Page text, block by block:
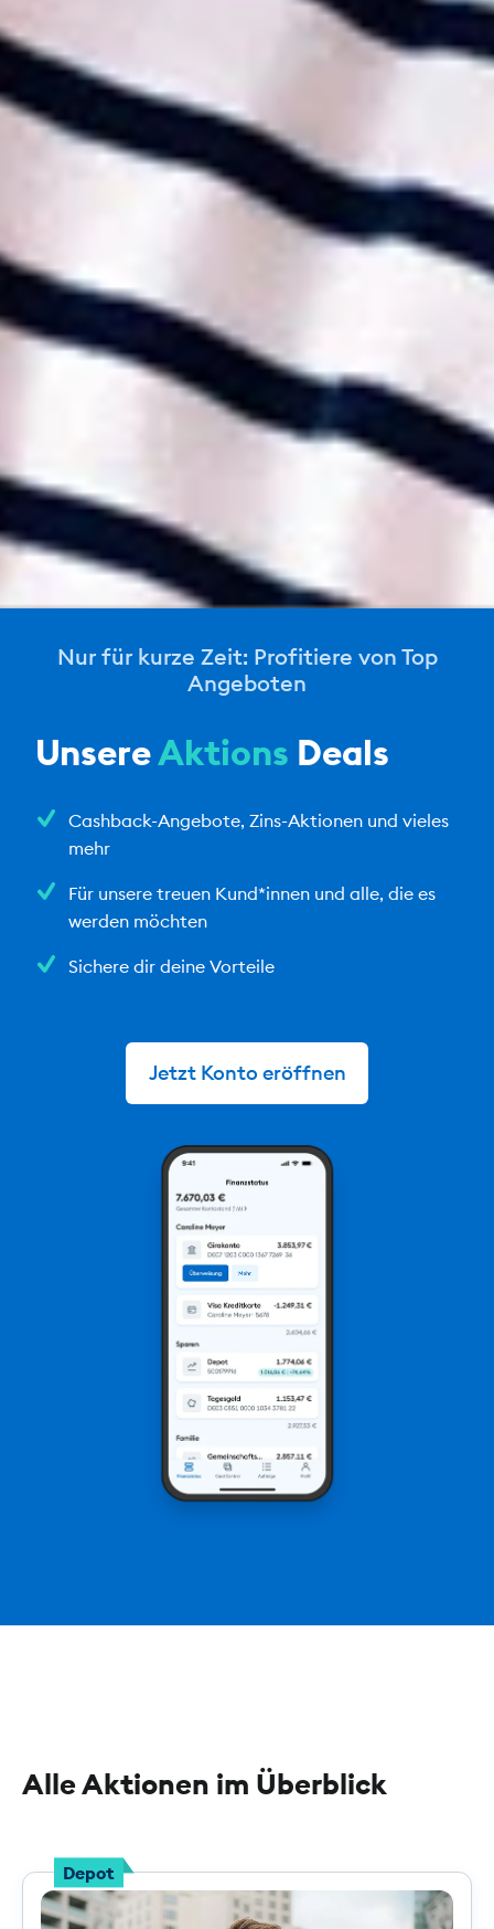
Nur für kurze Zeit: Profitiere von Top
Angeboten
UnsereAktions Deals
Cashback-Angebote, Zins-Aktionen und vieles
mehr
Für unsere treuen Kund*innen und alle, die es
werden möchten
Sichere dir deine Vorteile
Jetzt Konto eröffnen
Alle Aktionen im Überblick
Depot